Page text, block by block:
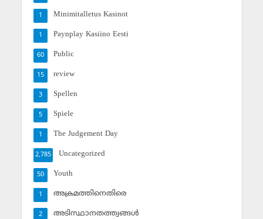
Minimitalletus Kasinot
1
Paynplay Kasiino Eesti
1
Public
60
review
15
Spellen
3
Spiele
5
The Judgement Day
1
Uncategorized
2,785
Youth
50
അക്രമത്തിനെതിരെ
1
അടിസ്ഥാനതത്ത്വങ്ങള്‍
2